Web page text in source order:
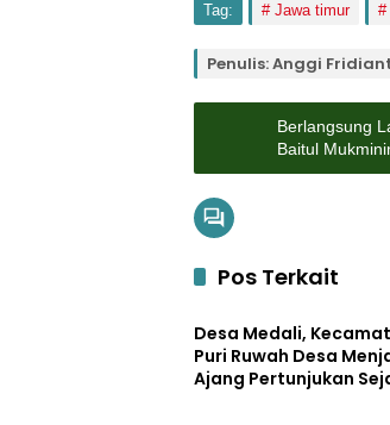
Tag: Jawa timur
Penulis: Anggi
Berlangsung
Baitul
Pos Terkait
Asal-Usul
Desa Medali,
Puri Ruwah Desa
Ajang Pertunjukan
Asal-Usul